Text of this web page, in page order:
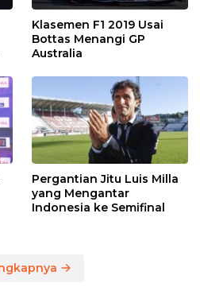
Klasemen F1 2019 Usai
Bottas Menangi GP
Australia
Pergantian Jitu Luis Milla
yang Mengantar
Indonesia ke Semifinal